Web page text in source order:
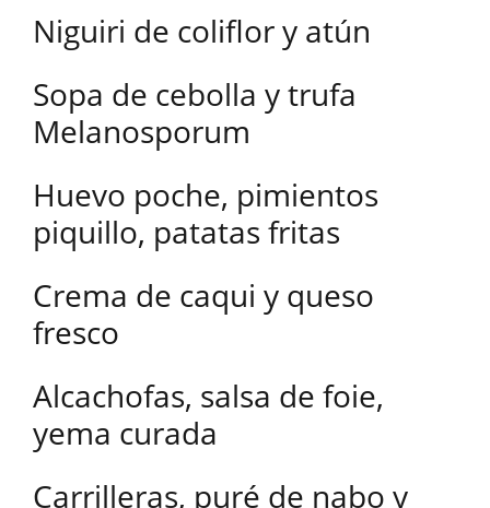
Niguiri de coliflor y atún
Sopa de cebolla y trufa
Melanosporum
Huevo poche, pimientos
piquillo, patatas fritas
Crema de caqui y queso
fresco
Alcachofas, salsa de foie,
yema curada
Carrilleras, puré de nabo y